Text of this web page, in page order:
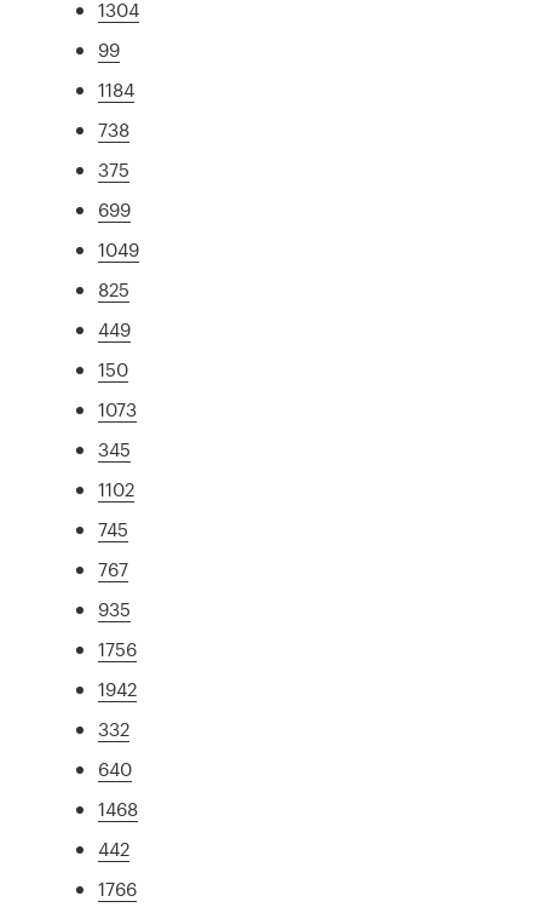
1304
99
1184
738
375
699
1049
825
449
150
1073
345
1102
745
767
935
1756
1942
332
640
1468
442
1766